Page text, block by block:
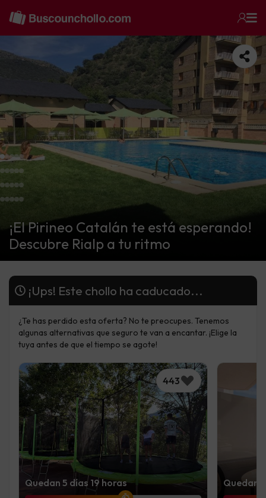
¡El Pirineo Catalán te está esperando!
Descubre Rialp a tu ritmo
¡Ups! Este chollo ha caducado...
¿Te has perdido esta oferta? No te preocupes. Tenemos
algunas alternativas que seguro te van a encantar. ¡Elige la
tuya antes de que el tiempo se agote!
443
Quedan 5 días 19 horas Quedan